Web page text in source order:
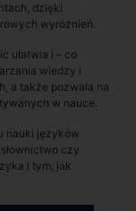
dzięki
wyróżnień.
ułatwia i – co
wiedzy i
a także pozwala na
w nauce.
nauki języków
czy
i tym, jak